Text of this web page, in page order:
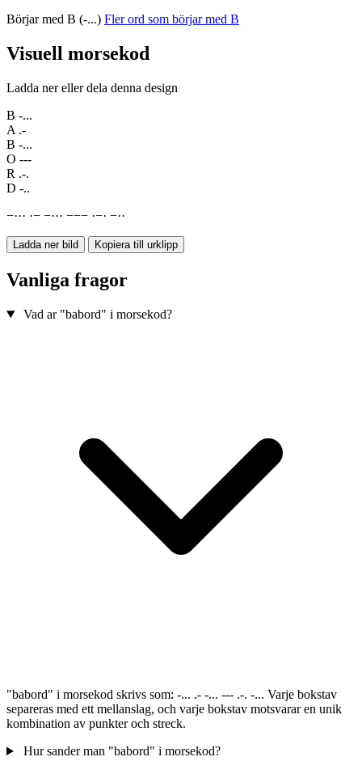
Börjar med B (-...) Fler ord som börjar med B
Visuell morsekod
Ladda ner eller dela denna design
B -...
A .-
B -...
O ---
R .-.
D -..
−··· ·− −··· −−− ·−· −··
Ladda ner bild Kopiera till urklipp
Vanliga fragor
Vad ar "babord" i morsekod?
"babord" i morsekod skrivs som: -... .- -... --- .-. -... Varje bokstav
separeras med ett mellanslag, och varje bokstav motsvarar en unik
kombination av punkter och streck.
Hur sander man "babord" i morsekod?